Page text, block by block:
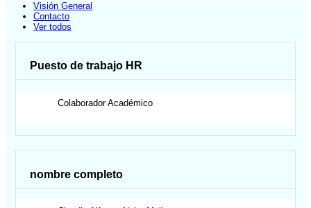
Visión General
Contacto
Ver todos
Puesto de trabajo HR
Colaborador Académico
nombre completo